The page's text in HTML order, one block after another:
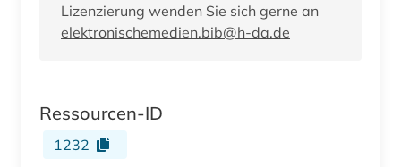
Lizenzierung wenden Sie sich gerne an
elektronischemedien.bib@h-da.de
Ressourcen-ID
1232